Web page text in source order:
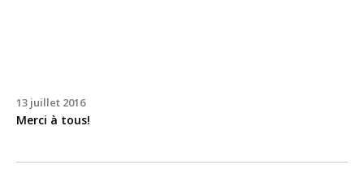
13 juillet 2016
Merci à tous!